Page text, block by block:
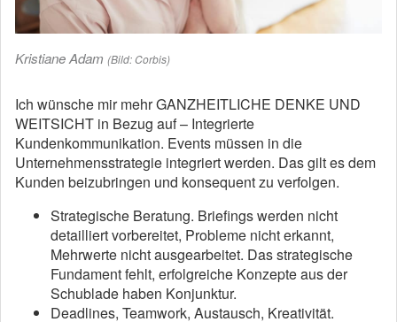
Kristiane Adam (Bild: Corbis)
Ich wünsche mir mehr GANZHEITLICHE DENKE UND
WEITSICHT in Bezug auf – Integrierte
Kundenkommunikation. Events müssen in die
Unternehmensstrategie integriert werden. Das gilt es dem
Kunden beizubringen und konsequent zu verfolgen.
Strategische Beratung. Briefings werden nicht
detailliert vorbereitet, Probleme nicht erkannt,
Mehrwerte nicht ausgearbeitet. Das strategische
Fundament fehlt, erfolgreiche Konzepte aus der
Schublade haben Konjunktur.
Deadlines, Teamwork, Austausch, Kreativität.